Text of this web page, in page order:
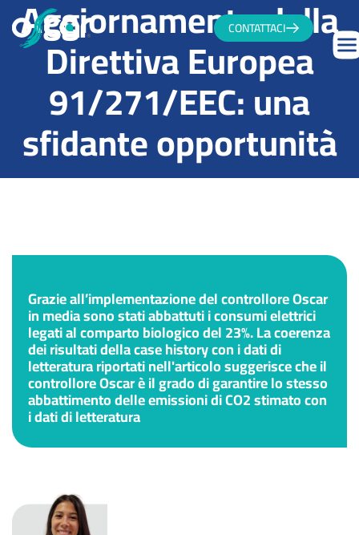
CONTATTACI
Aggiornamento della
Direttiva Europea
91/271/EEC: una
sfidante opportunità
Grazie all’implementazione del controllore Oscar
in media sono stati abbattuti i consumi elettrici
legati al comparto biologico del 23%. La coerenza
dei risultati della case history con i dati di
letteratura riportati nell'articolo suggerisce che il
controllore Oscar è il grado di garantire lo stesso
abbattimento delle emissioni di CO2 stimato con
i dati di letteratura